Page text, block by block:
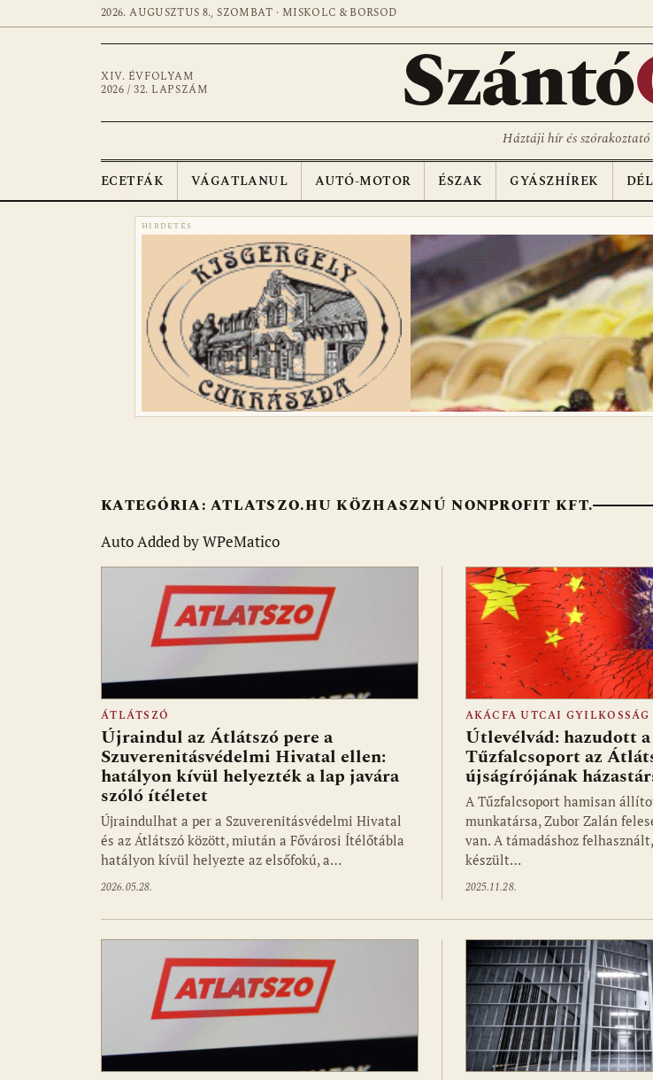
2026. AUGUSZTUS 8., SZOMBAT · MISKOLC & BORSOD
XIV. ÉVFOLYAM
2026 / 32. LAPSZÁM
Szántó
Háztáji hír és
ECETFÁK VÁGATLANUL AUTÓ-MOTOR ÉSZAK GYÁSZHÍREK
HIRDETÉS
KATEGÓRIA:ATLATSZO.HU KÖZHASZNÚ NONPROFIT KFT.
Auto Added by WPeMatico
ÁTLÁTSZÓ
Újraindul az Átlátszó pere a
Szuverenitásvédelmi Hivatal ellen:
hatályon kívül helyezték a lap javára
szóló ítéletet
Újraindulhat a per a Szuverenitásvédelmi Hivatal
és az Átlátszó között, miután a Fővárosi Ítélőtábla
hatályon kívül helyezte az elsőfokú, a…
2026.05.28.
AKÁCFA UTCAI GYILKOSSÁG
Útlevélvád: hazudott
Tűzfalcsoport az
újságírójának
A Tűzfalcsoport hamisan
munkatársa, Zubor Zalán
van. A támadáshoz
készült…
2025.11.28.